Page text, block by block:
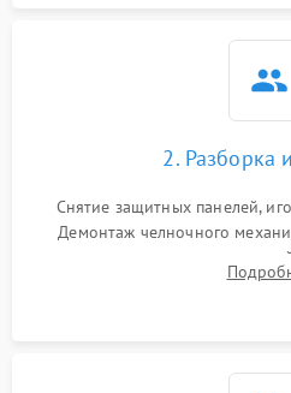
2. Разборка
Снятие защитных панелей,
Демонтаж челночного
внутренних узлов от
остатков старой смазки и